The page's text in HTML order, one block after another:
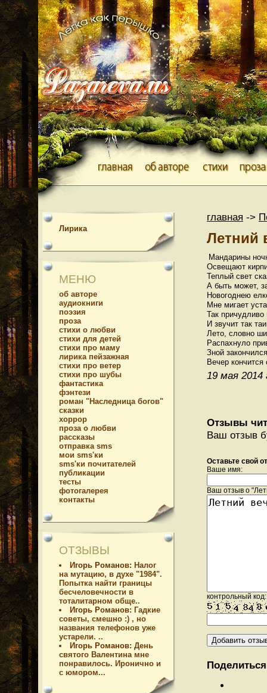
Лирика
МЕНЮ
об авторе
аудиокниги
поэзия
проза
стихи о любви
стихи для детей
стихи про маму
лирика пейзажная
стихи про ветер
стихи про шубы
фантастика
фэнтези
роман "Наследница богов"
сказки
хоррор
проза о любви
рассказы
отправка sms
мои sms'ки
sms'ки почитателей
публикации
тесты
фотогалерея
контакты
ОТЗЫВЫ
Игорь Романов: Налог
на мутацию, в духе "1984".
Попытка найти границы
бесчеловечности в
тоталитарном обще..
Игорь Романов: Гадкие
советы, смешно :) , но
названия телефонов уже
устарели. ..
Игорь Романов: День
святого Валентина мне
понравилось. Иронично и
с юмором...
главная ->
Летний
Мандарины
Освещают
Теплый свет
А быть может,
Новогоднею
Мне мигает
Так
И звучит так
Лето, словно
Распахнуло
Зной
19 мая 2014
Отзывы
Ваш отзыв
Оставьте свой
Ваше имя:
Ваш отзыв о
контрольный код: